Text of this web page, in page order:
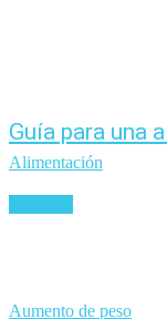
Guía para una
Alimentación
Aumento de peso